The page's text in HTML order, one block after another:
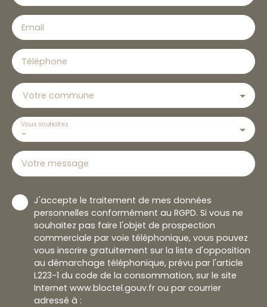
Email
Téléphone
Votre commune
-
Vous souhaitez
Votre message
J'accepte le traitement de mes données
personnelles conformément au RGPD. Si vous ne
souhaitez pas faire l'objet de prospection
commerciale par voie téléphonique, vous pouvez
vous inscrire gratuitement sur la liste d'opposition
au démarchage téléphonique, prévu par l'article
L223-1 du code de la consommation, sur le site
Internet www.bloctel.gouv.fr ou par courrier
adressé à :